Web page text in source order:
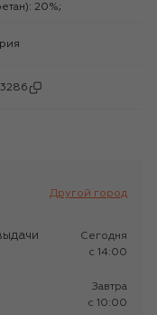
20%;
Другой город
Сегодня
c 14:00
Завтра
c 10:00